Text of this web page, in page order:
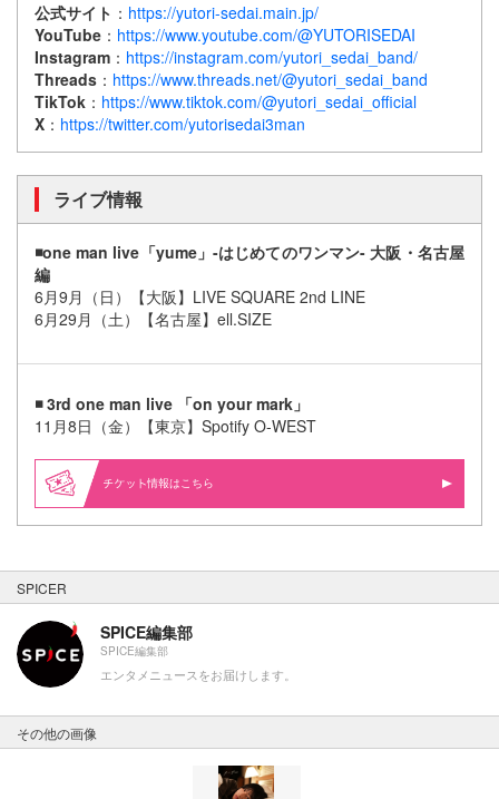
公式サイト ： https://yutori-sedai.main.jp/
YouTube ： https://www.youtube.com/@YUTORISEDAI
Instagram ： https://instagram.com/yutori_sedai_band/
Threads ： https://www.threads.net/@yutori_sedai_band
TikTok ： https://www.tiktok.com/@yutori_sedai_official
X ： https://twitter.com/yutorisedai3man
ライブ情報
◾one man live「yume」-はじめてのワンマン- 大阪・名古屋
編
6月9月（日）【大阪】LIVE SQUARE 2nd LINE
6月29月（土）【名古屋】ell.SIZE
◾ 3rd one man live 「on your mark」
11月8日（金）【東京】Spotify O-WEST
情報はこちら
SPICER
SPICE編集部
SPICE編集部
エンタメニュースをお届けします。
その他の画像